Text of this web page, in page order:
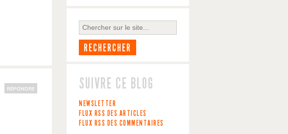
RÉPONDRE SUIVRE CE BLOG
NEWSLETTER
FLUX RSS DES ARTICLES
FLUX RSS DES COMMENTAIRES